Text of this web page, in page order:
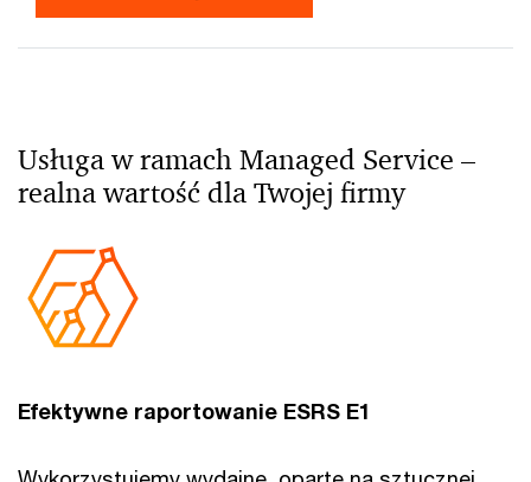
Usługa w ramach Managed Service –
realna wartość dla Twojej firmy
Efektywne raportowanie ESRS E1